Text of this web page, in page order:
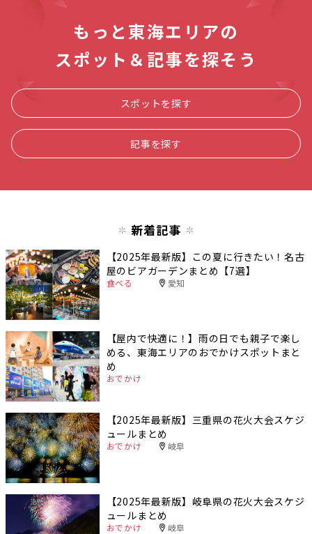
もっと東海エリアの
スポット＆記事を探そう
スポットを探す
記事を探す
新着記事
【2025年最新版】この夏に行きたい！名古
屋のビアガーデンまとめ【7選】
食べる 愛知
【屋内で快適に！】雨の日でも親子で楽し
める、東海エリアのおでかけスポットまと
め
おでかけ
【2025年最新版】三重県の花火大会スケジ
ュールまとめ
おでかけ 岐阜
【2025年最新版】岐阜県の花火大会スケジ
ュールまとめ
おでかけ 岐阜